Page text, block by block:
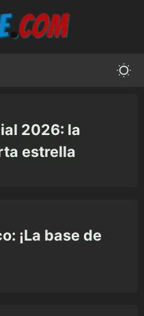
2026: la
estrella
¡La base de